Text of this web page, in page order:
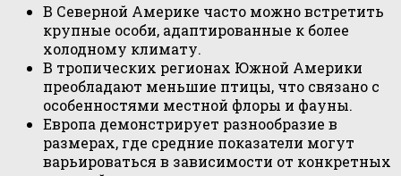
В Северной Америке часто можно встретить
крупные особи, адаптированные к более
холодному климату.
В тропических регионах Южной Америки
преобладают меньшие птицы, что связано с
особенностями местной флоры и фауны.
Европа демонстрирует разнообразие в
размерах, где средние показатели могут
варьироваться в зависимости от конкретных